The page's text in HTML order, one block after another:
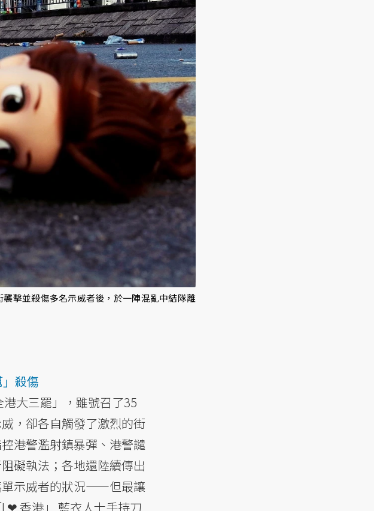
擊並殺傷多名示威者後，於一陣混亂中結隊離
殺傷
大三罷」，雖號召了35
，卻各自觸發了激烈的街
港警濫射鎮暴彈、港警譴
礙執法；各地還陸續傳出
單示威者的狀況——但最讓
❤ 香港」 藍衣人士手持刀